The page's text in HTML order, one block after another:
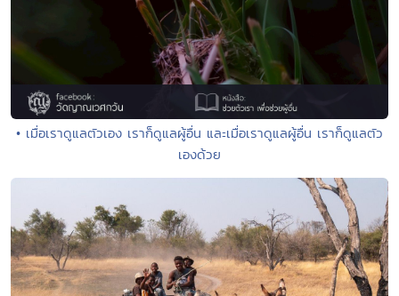
• เมื่อเราดูแลตัวเอง เราก็ดูแลผู้อื่น และเมื่อเราดูแลผู้อื่น เราก็ดูแลตัว
เองด้วย